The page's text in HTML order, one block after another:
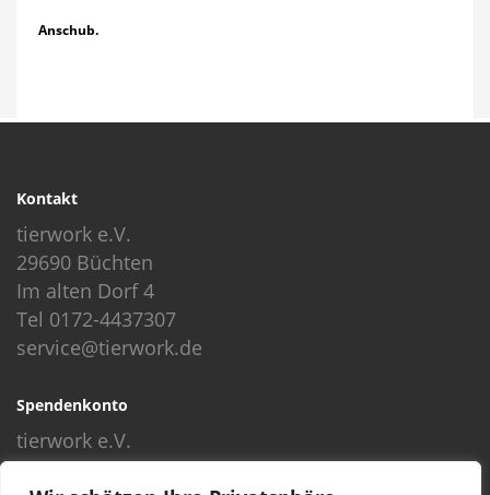
Anschub.
Kontakt
tierwork e.V.
29690 Büchten
Im alten Dorf 4
Tel 0172-4437307
service@tierwork.de
Spendenkonto
tierwork e.V.
Volksbank